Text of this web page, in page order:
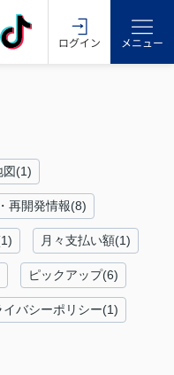
ログイン メニュー
図(1)
再開発情報(8)
月々支払い額(1)
ピックアップ(6)
イバシーポリシー(1)